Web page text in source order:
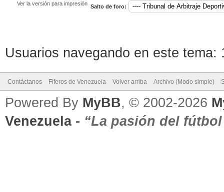
Ver la versión para impresión Salto de foro:
Usuarios navegando en este tema:
Contáctanos Fiferos de Venezuela Volver arriba Archivo (Modo simple)
Powered By MyBB, © 2002-2026
Venezuela- “La pasión del